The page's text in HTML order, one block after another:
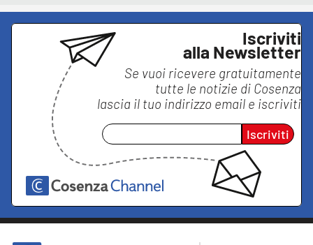
Iscriviti
alla Newsletter
Se vuoi ricevere gratuitamente
tutte le notizie di Cosenza
lascia il tuo indirizzo email e iscriviti
Iscriviti